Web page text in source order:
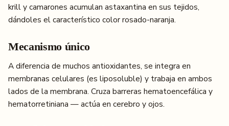
krill y camarones acumulan astaxantina en sus tejidos,
dándoles el característico color rosado-naranja.
Mecanismo único
A diferencia de muchos antioxidantes, se integra en
membranas celulares (es liposoluble) y trabaja en ambos
lados de la membrana. Cruza barreras hematoencefálica y
hematorretiniana — actúa en cerebro y ojos.